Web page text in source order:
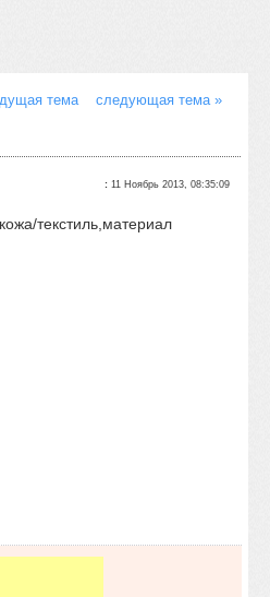
тема следующая тема »
:11 Ноябрь 2013, 08:35:09
текстиль,материал